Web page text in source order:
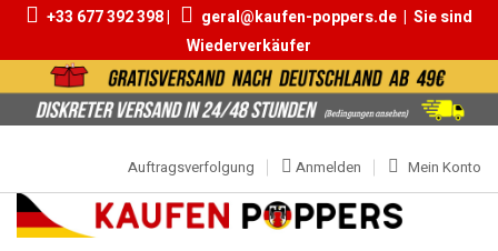
+33 677 392 398 | geral@kaufen-poppers.de | Sie sind
Wiederverkäufer
Mein Konto
Anmelden
Auftragsverfolgung